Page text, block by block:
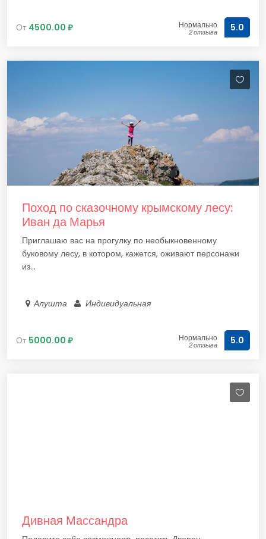
От 4500.00 ₽ Нормально
2 отзыва 5.0
Поход по сказочному крымскому лесу:
Иван да Марья
Приглашаю вас на прогулку по необыкновенному
буковому лесу, в котором, кажется, оживают персонажи
из...
Алушта Индивидуальная
От 5000.00 ₽ Нормально
2 отзыва 5.0
Дивная Массандра